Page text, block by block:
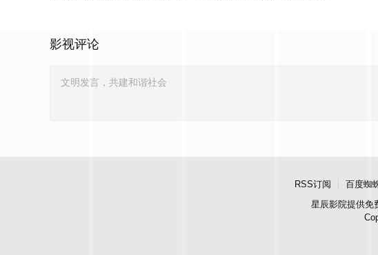
影视评论
RSS订阅 百度蜘
星辰影院提供免